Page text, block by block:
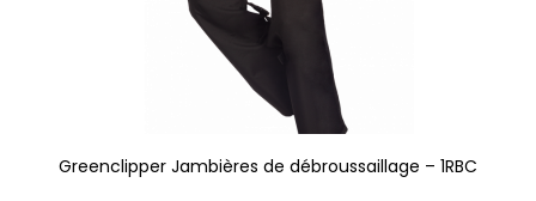
Greenclipper Jambières de débroussaillage – 1RBC